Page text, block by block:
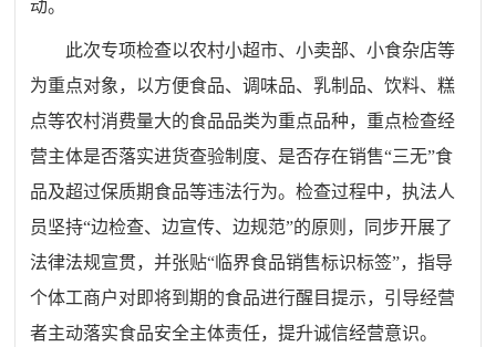
动。
此次专项检查以农村小超市、小卖部、小食杂店等
为重点对象，以方便食品、调味品、乳制品、饮料、糕
点等农村消费量大的食品品类为重点品种，重点检查经
营主体是否落实进货查验制度、是否存在销售“三无”食
品及超过保质期食品等违法行为。检查过程中，执法人
员坚持“边检查、边宣传、边规范”的原则，同步开展了
法律法规宣贯，并张贴“临界食品销售标识标签”，指导
个体工商户对即将到期的食品进行醒目提示，引导经营
者主动落实食品安全主体责任，提升诚信经营意识。